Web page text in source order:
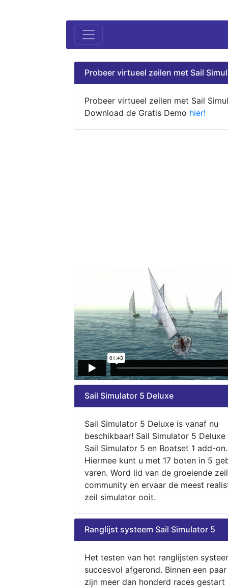
Probeer virtueel zeilen met Sail
Probeer virtueel zeilen met Sail
Download de Gratis Demo hier!
Sail Simulator 5 Deluxe
Sail Simulator 5 Deluxe is vanaf nu
beschikbaar! Sail Simulator 5
Sail Simulator 5 en Boatset 1 add-on.
Hiermee kunt u met 17 boten in 5
varen. Word lid van de groeiende zeil
community en ervaar de meest
zeil simulator ooit.
Ranglijst systeem Sail Simulator 5
Het testen van het ranglijsten
succesvol afgerond. Binnen een
zijn meer dan honderd races gestart